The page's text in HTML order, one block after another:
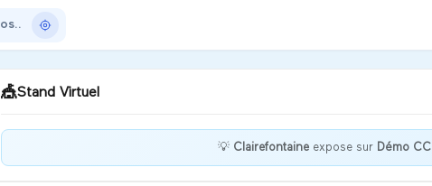
🎪Stand Virtuel
Bienvenue chez Clairefontaine
💡 Clairefontaine expose sur Démo CCI